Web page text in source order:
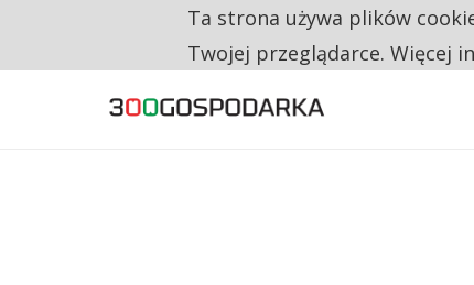
TRZECH NA CZTERECH PONOWNIE
Ta strona używa plików
Twojej przeglądarce. Więcej